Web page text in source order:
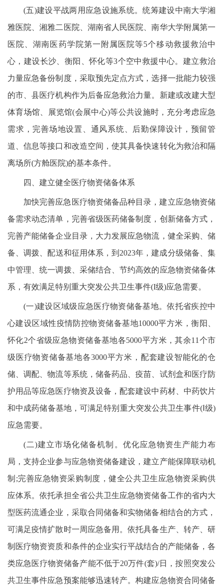
(五)建设平战两用应急设施系统。统筹建设中南大学湘
雅医院、湘雅二医院、湖南省人民医院、南华大学附属第一
医院、湖南医药学院第一附属医院等5个移动救援救治中
心，建设长沙、衡阳、怀化等3个空中救援中心。建立救治
力量应急备份制度，采取预先定点方式，选择一批能力较强
的市、县医疗机构作为后备应急救治力量。新建或改建大型
体育场馆、展览馆(会展中心)等公共设施时，充分考虑应急
需求，完善场地设置、通风系统、后勤保障设计，预留管
道、信息等接口和改造空间，使其具备快速转化为救治和隔
离场所(方舱医院)的基本条件。
四、建立健全医疗物资储备体系
加快完善应急医疗物资储备品种目录，建立应急物资储
备需求动态清单，完善省级医药储备制度，创新储备方式，
完善产能储备企业目录，大力发展应急物流，健全采购、储
备、调拨、配送和征用体系，到2023年，建成分级储备、集
中管理、统一调拨、采储结合、节约高效的应急物资储备体
系，有效满足特别重大突发公共卫生事件(I级)应急需要。
(一)建设区域级应急医疗物资储备基地。依托省疾控中
心建设区域性疫情防控物资储备基地10000平方米，衡阳、
怀化2个省级应急物资储备基地各5000平方米，其余11个市
级医疗物资储备基地各3000平方米，配套建设智能化的仓
储、调配、物流等系统，储备药品、疫苗、试剂盒和医疗防
护用品等应急医疗物资及设备，配套建设中药材、中药饮片
和中成药储备基地，可满足特别重大突发公共卫生事件(Ⅰ级)
应急需要。
(二)建立市场化储备机制。优化应急物资生产能力布
局，支持企业参与应急物资储备建设，建立产能保障联动机
制;完善应急物资采购制度，健全公共卫生应急物资采购供
应体系。依托承担全省公共卫生应急物资储备工作的省内大
型医药流通企业，采取合同储备和实物储备相结合的方式，
可满足疫情扩散时一周应急备用。依托具备生产、转产、研
制医疗物资资质和条件的企业实行平战结合的产能储备，各
类应急医疗物资储备产能不低于20万件(套)/日，按照突发公
共卫生事件应急预案能够迅速转产。构建应急物资合同储备